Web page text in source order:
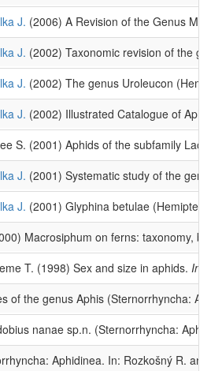
J. (2006) A Revision of the Genus
J. (2002) Taxonomic revision of the
J. (2002) The genus Uroleucon
J. (2002) Illustrated Catalogue of
S. (2001) Aphids of the subfamily
J. (2001) Systematic study of the
J. (2001) Glyphina betulae
Macrosiphum on ferns: taxonomy,
T. (1998) Sex and size in aphids. In:
of the genus Aphis (Sternorrhyncha:
nanae sp.n. (Sternorrhyncha:
Aphidinea. In: Rozkošný R.